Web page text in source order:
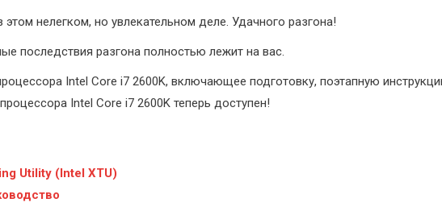
нелегком, но увлекательном деле. Удачного разгона!
последствия разгона полностью лежит на вас.
Intel Core i7 2600K, включающее подготовку, поэтапную
Intel Core i7 2600K теперь доступен!
Utility (Intel XTU)